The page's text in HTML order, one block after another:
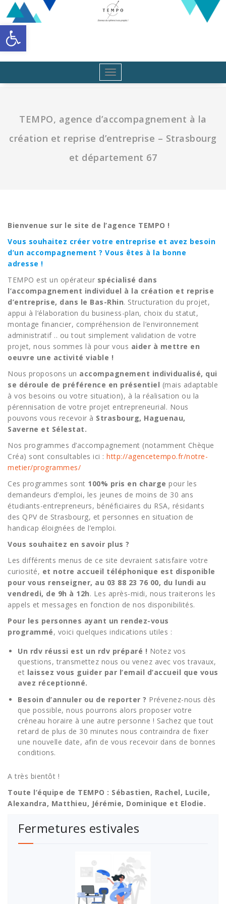
Ouvrir la barre d’outils
Aller
au
contenu
Toggle
navigation
TEMPO, agence d’accompagnement à la
création et reprise d’entreprise – Strasbourg
et département 67
Bienvenue sur le site de l’agence TEMPO !
Vous souhaitez créer votre entreprise et avez besoin
d’un accompagnement ? Vous êtes à la bonne
adresse !
TEMPO est un opérateur spécialisé dans
l’accompagnement individuel à la création et reprise
d’entreprise, dans le Bas-Rhin. Structuration du projet,
appui à l’élaboration du business-plan, choix du statut,
montage financier, compréhension de l’environnement
administratif .. ou tout simplement validation de votre
projet, nous sommes là pour vous aider à mettre en
oeuvre une activité viable !
Nous proposons un accompagnement individualisé, qui
se déroule de préférence en présentiel (mais adaptable
à vos besoins ou votre situation), à la réalisation ou la
pérennisation de votre projet entrepreneurial. Nous
pouvons vous recevoir à Strasbourg, Haguenau,
Saverne et Sélestat.
Nos programmes d’accompagnement (notamment Chèque
Créa) sont consultables ici : http://agencetempo.fr/notre-
metier/programmes/
Ces programmes sont 100% pris en charge pour les
demandeurs d’emploi, les jeunes de moins de 30 ans
étudiants-entrepreneurs, bénéficiaires du RSA, résidants
des QPV de Strasbourg, et personnes en situation de
handicap éloignées de l’emploi.
Vous souhaitez en savoir plus ?
Les différents menus de ce site devraient satisfaire votre
curiosité, et notre accueil téléphonique est disponible
pour vous renseigner, au 03 88 23 76 00, du lundi au
vendredi, de 9h à 12h. Les après-midi, nous traiterons les
appels et messages en fonction de nos disponibilités.
Pour les personnes ayant un rendez-vous
programmé, voici quelques indications utiles :
Un rdv réussi est un rdv préparé ! Notez vos
questions, transmettez nous ou venez avec vos travaux,
et laissez vous guider par l’email d’accueil que vous
avez réceptionné.
Besoin d’annuler ou de reporter ? Prévenez-nous dès
que possible, nous pourrons alors proposer votre
créneau horaire à une autre personne ! Sachez que tout
retard de plus de 30 minutes nous contraindra de fixer
une nouvelle date, afin de vous recevoir dans de bonnes
conditions.
A très bientôt !
Toute l’équipe de TEMPO : Sébastien, Rachel, Lucile,
Alexandra, Matthieu, Jérémie, Dominique et Elodie.
Fermetures estivales